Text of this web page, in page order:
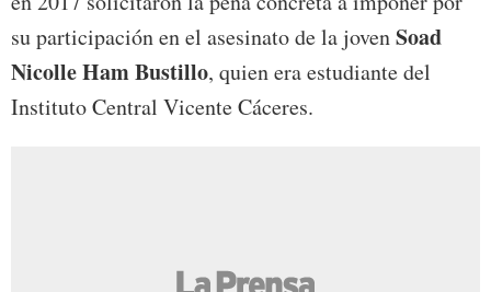
su participación en el asesinato de la jovenSoad
Nicolle Ham Bustillo, quien era estudiante del
Instituto Central Vicente Cáceres.